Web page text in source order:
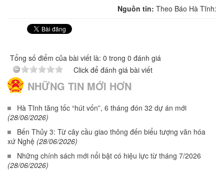
Nguồn tin: Theo Báo Hà Tĩnh:
Tổng số điểm của bài viết là: 0 trong 0 đánh giá
Click để đánh giá bài viết
NHỮNG TIN MỚI HƠN
Hà Tĩnh tăng tốc “hút vốn”, 6 tháng đón 32 dự án mới
(28/06/2026)
Bến Thủy 3: Từ cây cầu giao thông đến biểu tượng văn hóa
xứ Nghệ (28/06/2026)
Những chính sách mới nổi bật có hiệu lực từ tháng 7/2026
(28/06/2026)